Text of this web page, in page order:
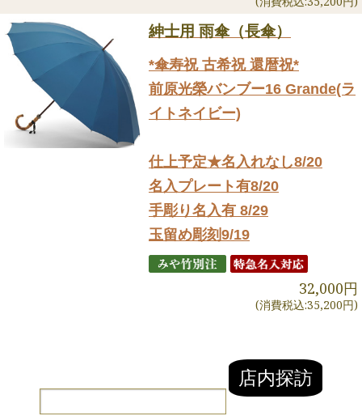
紳士用 雨傘（長傘）
*傘寿祝 古希祝 還暦祝*
前原光榮バンブー16 Grande(ラ
イトネイビー)
仕上予定★名入れなし8/20
名入プレート有8/20
手彫り名入有 8/29
玉留め彫刻9/19
32,000円
(消費税込:35,200円)